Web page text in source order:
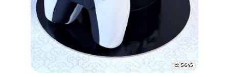
id: 5645